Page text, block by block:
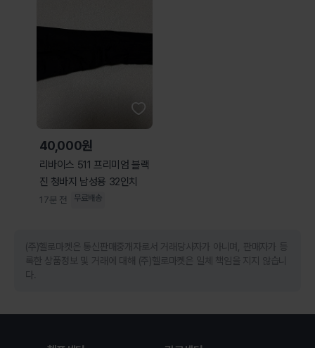
40,000원
리바이스 511 프리미엄 블랙
진 청바지 남성용 32인치
17분 전 무료배송
(주)헬로마켓은 통신판매중개자로서 거래당사자가 아니며, 판매자가 등
록한 상품정보 및 거래에 대해 (주)헬로마켓은 일체 책임을 지지 않습니
다.